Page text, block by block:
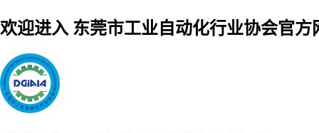
欢迎进入 东莞市工业自动化行业协会官方